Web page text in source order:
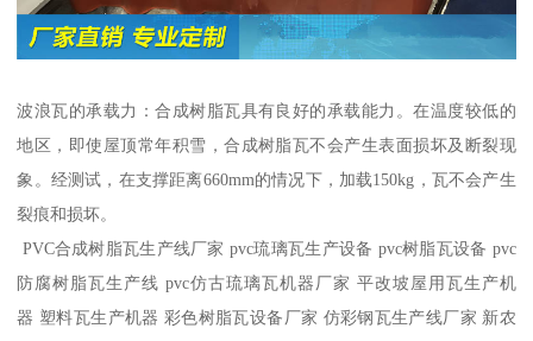
波浪瓦的承载力：合成树脂瓦具有良好的承载能力。在温度较低的
地区，即使屋顶常年积雪，合成树脂瓦不会产生表面损坏及断裂现
象。经测试，在支撑距离660mm的情况下，加载150kg，瓦不会产生
裂痕和损坏。
PVC合成树脂瓦生产线厂家 pvc琉璃瓦生产设备 pvc树脂瓦设备 pvc
防腐树脂瓦生产线 pvc仿古琉璃瓦机器厂家 平改坡屋用瓦生产机
器 塑料瓦生产机器 彩色树脂瓦设备厂家 仿彩钢瓦生产线厂家 新农